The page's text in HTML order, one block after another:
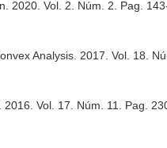
. 2020. Vol. 2. Núm. 2. Pag.
Analysis . 2017. Vol. 18.
. 2016. Vol. 17. Núm. 11. Pag.